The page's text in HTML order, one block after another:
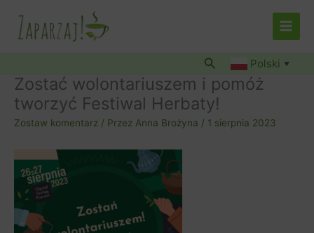
treści
Szukaj Polski ▼
Zostać wolontariuszem i pomóż
tworzyć Festiwal Herbaty!
Zostaw komentarz / Przez Anna Brożyna / 1 sierpnia 2023